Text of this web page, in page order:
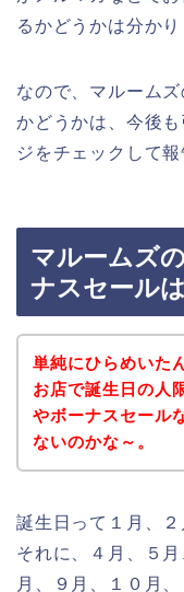
るかどうかは分かり
なので、マルーム
かどうかは、今後
ジをチェックして
マルームズ
ナスセール
単純にひらめいた
お店で誕生日の人
やボーナスセール
ないのかな～。
誕生日って１月、
それに、４月、５
月、９月、１０月